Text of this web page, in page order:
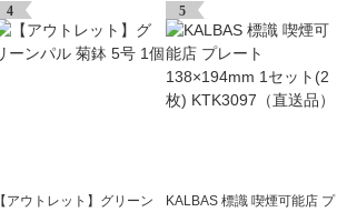
4
【アウトレット】グリーン
5
KALBAS 標識 喫煙可能店 プ